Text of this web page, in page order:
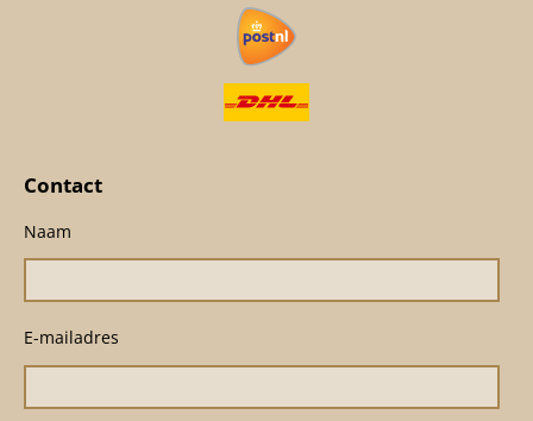
Contact
Naam
E-mailadres